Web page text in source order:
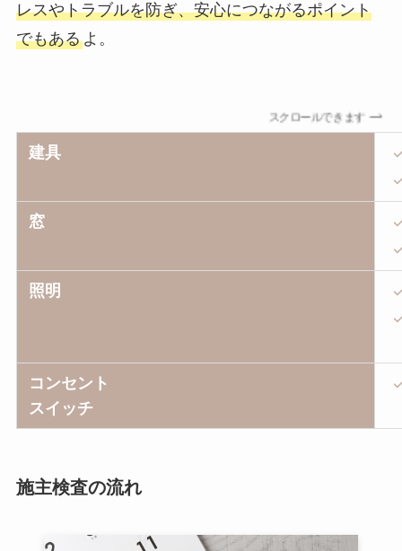
レスやトラブルを防ぎ、安心につながるポイント
でもあるよ。
スクロールできます
建具
窓
照明
コンセント
スイッチ
施主検査の流れ